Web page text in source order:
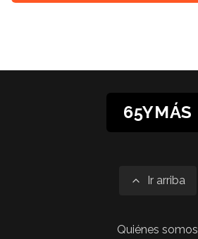
65YMÁS
Ir arriba
Quiénes somos